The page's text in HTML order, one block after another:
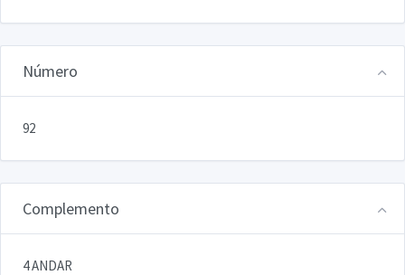
Número
92
Complemento
4 ANDAR